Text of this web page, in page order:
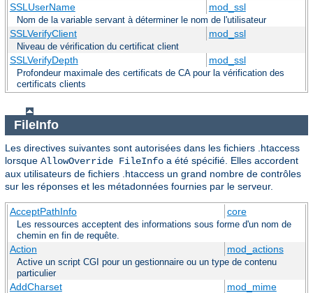
SSLUserName mod_ssl
Nom de la variable servant à déterminer le nom de l'utilisateur
SSLVerifyClient mod_ssl
Niveau de vérification du certificat client
SSLVerifyDepth mod_ssl
Profondeur maximale des certificats de CA pour la vérification des
certificats clients
FileInfo
Les directives suivantes sont autorisées dans les fichiers .htaccess
lorsque AllowOverride FileInfo a été spécifié. Elles accordent
aux utilisateurs de fichiers .htaccess un grand nombre de contrôles
sur les réponses et les métadonnées fournies par le serveur.
AcceptPathInfo core
Les ressources acceptent des informations sous forme d'un nom de
chemin en fin de requête.
Action mod_actions
Active un script CGI pour un gestionnaire ou un type de contenu
particulier
AddCharset mod_mime